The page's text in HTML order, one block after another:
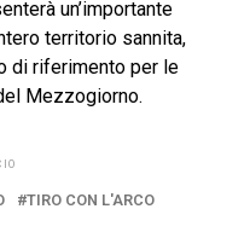
un’importante
territorio sannita,
di riferimento per le
Mezzogiorno.
TIRO CON L'ARCO